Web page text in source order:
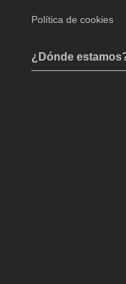
Política de cookies
¿Dónde